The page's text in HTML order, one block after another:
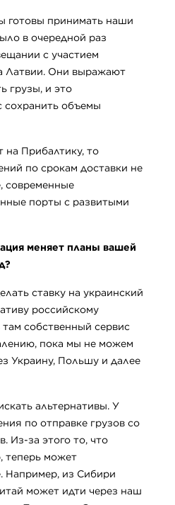
готовы принимать наши
в очередной раз
с участием
Латвии. Они выражают
грузы, и это
сохранить объемы
на Прибалтику, то
по срокам доставки не
современные
порты с развитыми
меняет планы вашей
ставку на украинский
российскому
собственный сервис
пока мы не можем
Украину, Польшу и далее
альтернативы. У
по отправке грузов со
Из-за этого то, что
может
Например, из Сибири
может идти через наш